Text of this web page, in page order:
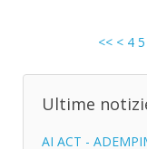
<< < 4 5
Ultime
AI ACT -